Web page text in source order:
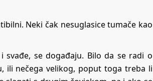
Neki čak nesuglasice tumače kao
svađe, se događaju. Bilo da se radi o
ili nečega velikog, poput toga treba li